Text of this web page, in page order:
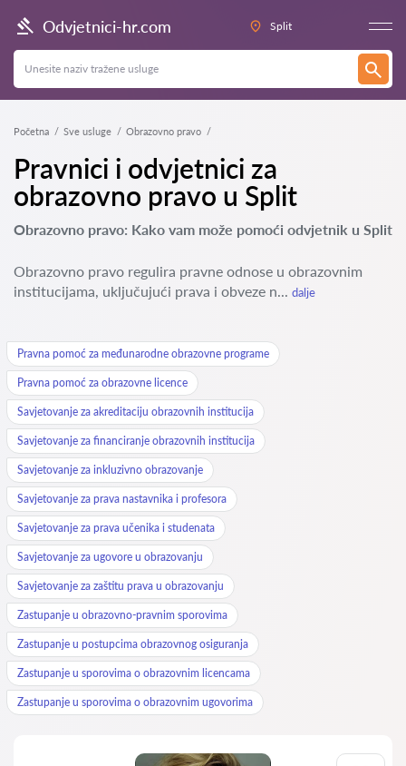
Odvjetnici-hr.com Split
Početna Sve usluge Obrazovno pravo
Pravnici i odvjetnici za
obrazovno pravo u Split
Obrazovno pravo: Kako vam može pomoći odvjetnik u Split
Obrazovno pravo regulira pravne odnose u obrazovnim
institucijama, uključujući prava i obveze n... dalje
Pravna pomoć za međunarodne obrazovne programe
Pravna pomoć za obrazovne licence
Savjetovanje za akreditaciju obrazovnih institucija
Savjetovanje za financiranje obrazovnih institucija
Savjetovanje za inkluzivno obrazovanje
Savjetovanje za prava nastavnika i profesora
Savjetovanje za prava učenika i studenata
Savjetovanje za ugovore u obrazovanju
Savjetovanje za zaštitu prava u obrazovanju
Zastupanje u obrazovno-pravnim sporovima
Zastupanje u postupcima obrazovnog osiguranja
Zastupanje u sporovima o obrazovnim licencama
Zastupanje u sporovima o obrazovnim ugovorima